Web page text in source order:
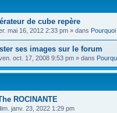
de cube repère
mai 16, 2012 2:33 pm » dans
ses images sur le forum
oct. 17, 2008 9:53 pm » dans
ROCINANTE
janv. 23, 2022 1:29 pm